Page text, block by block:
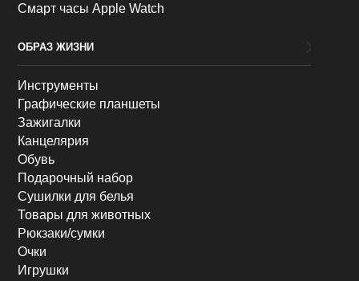
Смарт часы Apple Watch
ОБРАЗ ЖИЗНИ
Инструменты
Графические планшеты
Зажигалки
Канцелярия
Обувь
Подарочный набор
Сушилки для белья
Товары для животных
Рюкзаки/сумки
Очки
Игрушки